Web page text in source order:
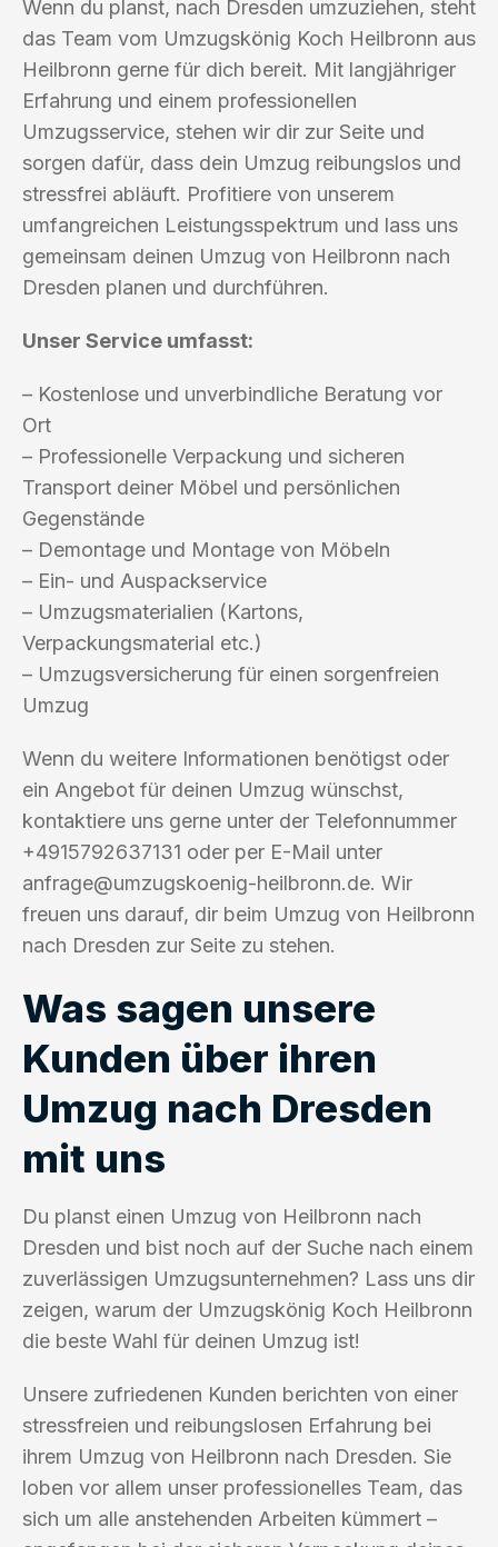
Wenn du planst, nach Dresden umzuziehen, steht
das Team vom Umzugskönig Koch Heilbronn aus
Heilbronn gerne für dich bereit. Mit langjähriger
Erfahrung und einem professionellen
Umzugsservice, stehen wir dir zur Seite und
sorgen dafür, dass dein Umzug reibungslos und
stressfrei abläuft. Profitiere von unserem
umfangreichen Leistungsspektrum und lass uns
gemeinsam deinen Umzug von Heilbronn nach
Dresden planen und durchführen.
Unser Service umfasst:
– Kostenlose und unverbindliche Beratung vor
Ort
– Professionelle Verpackung und sicheren
Transport deiner Möbel und persönlichen
Gegenstände
– Demontage und Montage von Möbeln
– Ein- und Auspackservice
– Umzugsmaterialien (Kartons,
Verpackungsmaterial etc.)
– Umzugsversicherung für einen sorgenfreien
Umzug
Wenn du weitere Informationen benötigst oder
ein Angebot für deinen Umzug wünschst,
kontaktiere uns gerne unter der Telefonnummer
+4915792637131 oder per E-Mail unter
anfrage@umzugskoenig-heilbronn.de. Wir
freuen uns darauf, dir beim Umzug von Heilbronn
nach Dresden zur Seite zu stehen.
Was sagen unsere
Kunden über ihren
Umzug nach Dresden
mit uns
Du planst einen Umzug von Heilbronn nach
Dresden und bist noch auf der Suche nach einem
zuverlässigen Umzugsunternehmen? Lass uns dir
zeigen, warum der Umzugskönig Koch Heilbronn
die beste Wahl für deinen Umzug ist!
Unsere zufriedenen Kunden berichten von einer
stressfreien und reibungslosen Erfahrung bei
ihrem Umzug von Heilbronn nach Dresden. Sie
loben vor allem unser professionelles Team, das
sich um alle anstehenden Arbeiten kümmert –